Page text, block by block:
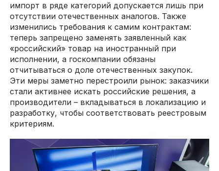
импорт в ряде категорий допускается лишь при
отсутствии отечественных аналогов. Также
изменились требования к самим контрактам:
теперь запрещено заменять заявленный как
«российский» товар на иностранный при
исполнении, а госкомпании обязаны
отчитываться о доле отечественных закупок.
Эти меры заметно перестроили рынок: заказчики
стали активнее искать российские решения, а
производители – вкладываться в локализацию и
разработку, чтобы соответствовать реестровым
критериям.